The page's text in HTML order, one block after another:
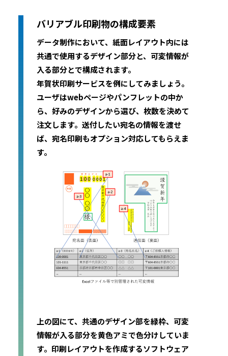
バリアブル印刷物の構成要素
データ制作において、紙面レイアウト内には
共通で使用するデザイン部分と、可変情報が
入る部分とで構成されます。
年賀状印刷サービスを例にしてみましょう。
ユーザはwebページやパンフレットの中か
ら、好みのデザインから選び、枚数を決めて
注文します。送付したい宛名の情報を渡せ
ば、宛名印刷もオプション対応してもらえま
す。
上の図にて、共通のデザイン部を緑枠、可変
情報が入る部分を黄色アミで色分けしていま
す。印刷レイアウトを作成するソフトウェア